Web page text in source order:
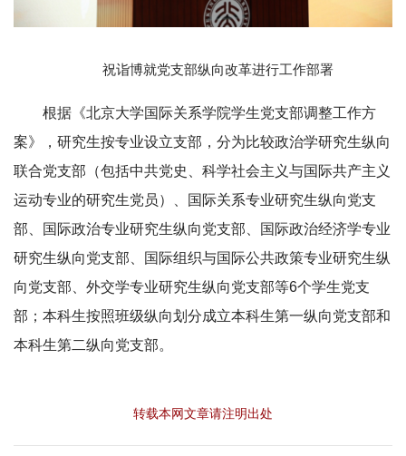
祝诣博就党支部纵向改革进行工作部署
根据《北京大学国际关系学院学生党支部调整工作方
案》，研究生按专业设立支部，分为比较政治学研究生纵向
联合党支部（包括中共党史、科学社会主义与国际共产主义
运动专业的研究生党员）、国际关系专业研究生纵向党支
部、国际政治专业研究生纵向党支部、国际政治经济学专业
研究生纵向党支部、国际组织与国际公共政策专业研究生纵
向党支部、外交学专业研究生纵向党支部等6个学生党支
部；本科生按照班级纵向划分成立本科生第一纵向党支部和
本科生第二纵向党支部。
转载本网文章请注明出处